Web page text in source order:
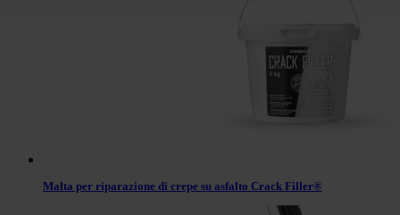
Malta per riparazione di crepe su asfalto Crack Filler®